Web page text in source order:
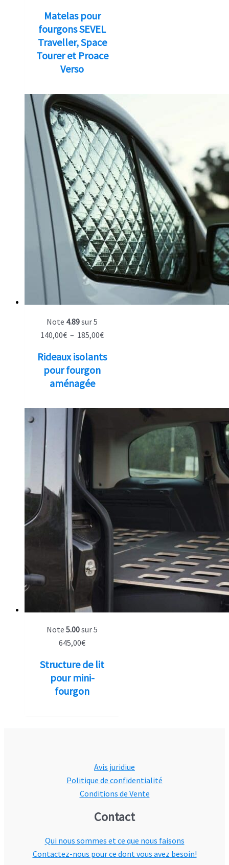
Matelas pour
fourgons SEVEL
Traveller, Space
Tourer et Proace
Verso
Note 4.89sur 5
140,00€ – 185,00€Plage
prix :
Rideaux isolants
pour fourgon
aménagée
Note 5.00sur 5
645,00€
Structure de lit
pour mini-
fourgon
Avis juridiue
Politique de confidentialité
Conditions de Vente
Contact
Qui nous sommes et ce que nous faisons
Contactez-nous pour ce dont vous avez besoin!